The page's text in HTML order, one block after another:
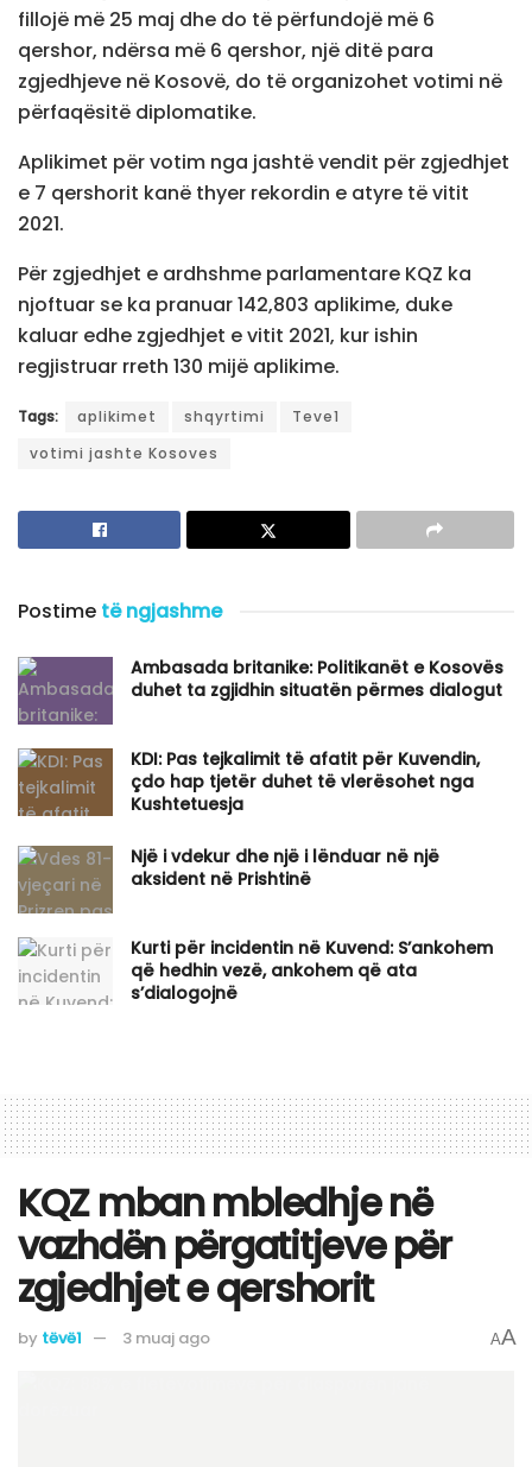
fillojë më 25 maj dhe do të përfundojë më 6
qershor, ndërsa më 6 qershor, një ditë para
zgjedhjeve në Kosovë, do të organizohet votimi në
përfaqësitë diplomatike.
Aplikimet për votim nga jashtë vendit për zgjedhjet
e 7 qershorit kanë thyer rekordin e atyre të vitit
2021.
Për zgjedhjet e ardhshme parlamentare KQZ ka
njoftuar se ka pranuar 142,803 aplikime, duke
kaluar edhe zgjedhjet e vitit 2021, kur ishin
regjistruar rreth 130 mijë aplikime.
Tags: aplikimet shqyrtimi
Teve1
votimi jashte Kosoves
Postime të ngjashme
Ambasada britanike: Politikanët e Kosovës
duhet ta zgjidhin situatën përmes dialogut
KDI: Pas tejkalimit të afatit për Kuvendin,
çdo hap tjetër duhet të vlerësohet nga
Kushtetuesja
Një i vdekur dhe një i lënduar në një
aksident në Prishtinë
Kurti për incidentin në Kuvend: S’ankohem
që hedhin vezë, ankohem që ata
s’dialogojnë
KQZ mban mbledhje në
vazhdën përgatitjeve për
zgjedhjet e qershorit
by tëvë1 3 muaj ago AA